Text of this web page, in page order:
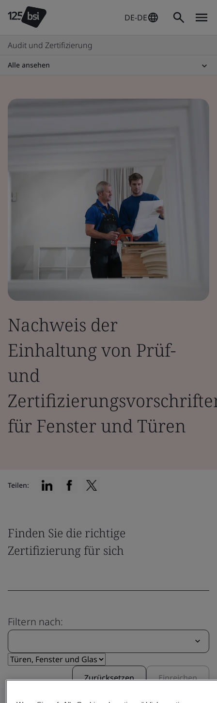
DE-DE
Audit und Zertifizierung
Alle ansehen
Nachweis der
Einhaltung von Prüf-
und
für Fenster und Türen
Teilen:
Finden Sie die richtige
Zertifizierung für sich
Filtern nach:
Zurücksetzen Einreichen